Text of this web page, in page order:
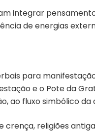
integrar
de energias
para
e o Pote da
ao fluxo simbólico da
religiões